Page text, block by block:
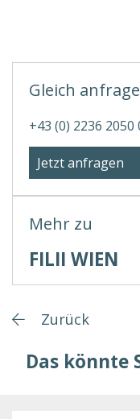
Mehr zu
FILII WIEN
Gleich
+43 (0) 2236 2050
Jetzt anfragen
Zurück
Das könnte